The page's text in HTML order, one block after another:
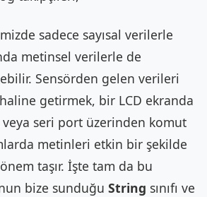
sadece sayısal verilerle
metinsel verilerle de
Sensörden gelen verileri
getirmek, bir LCD ekranda
seri port üzerinden komut
metinleri etkin bir şekilde
taşır. İşte tam da bu
bize sunduğu String sınıfı ve